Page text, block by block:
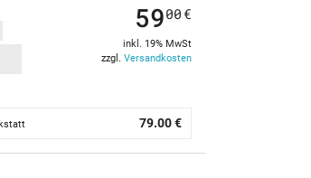
5900 €
inkl. 19% MwSt
zzgl. Versandkosten
79.00 €